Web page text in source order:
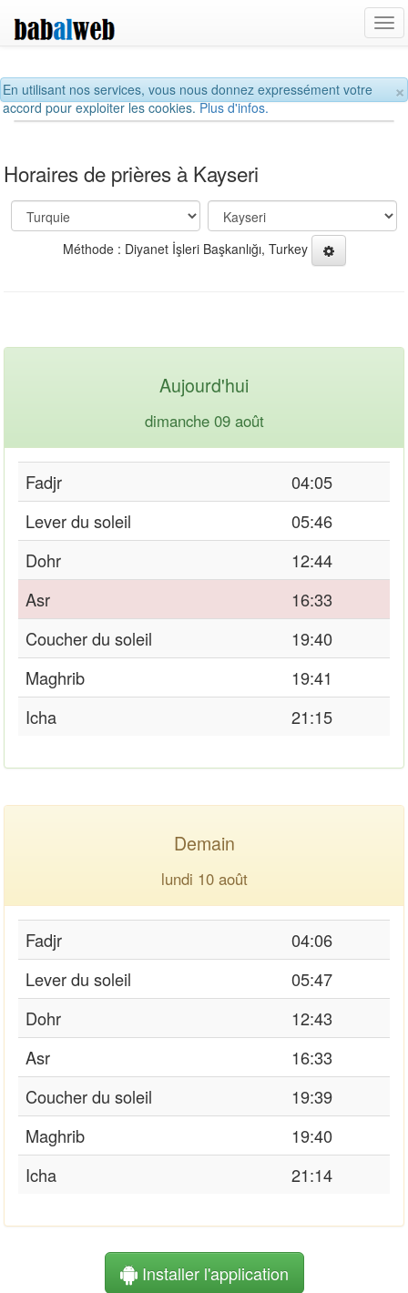
×
En utilisant nos services, vous nous donnez expressément votre
accord pour exploiter les cookies.Plus d'infos.
Horaires de prières à Kayseri
Méthode : Diyanet İşleri Başkanlığı, Turkey
Aujourd'hui
dimanche 09 août
Fadjr
04:05
Lever du soleil
05:46
Dohr
12:44
Asr
16:33
Coucher du soleil
19:40
Maghrib
19:41
Icha
21:15
Demain
lundi 10 août
Fadjr
04:06
Lever du soleil
05:47
Dohr
12:43
Asr
16:33
Coucher du soleil
19:39
Maghrib
19:40
Icha
21:14
Installer l'application